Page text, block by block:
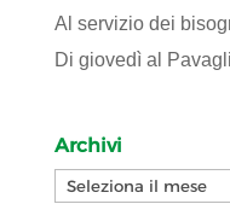
Al servizio dei
Di giovedì al
Archivi
Archivi